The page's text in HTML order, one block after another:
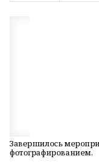
Завершилось
фотографированием.